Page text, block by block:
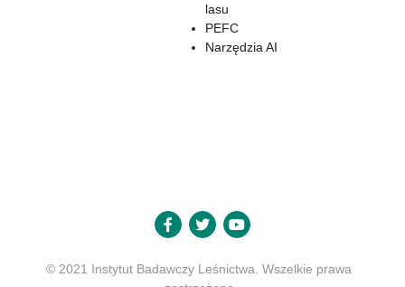
lasu
PEFC
Narzędzia AI
© 2021 Instytut Badawczy Leśnictwa. Wszelkie prawa